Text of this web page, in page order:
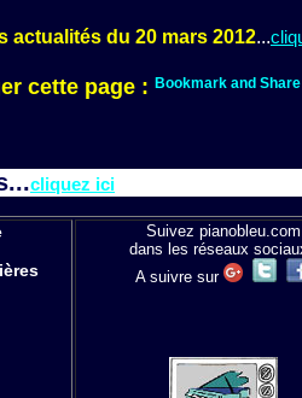
actualités du 20 mars 2012...
cette page :
cliquez ici
Suivez pianobleu.com
dans les réseaux
A suivre sur